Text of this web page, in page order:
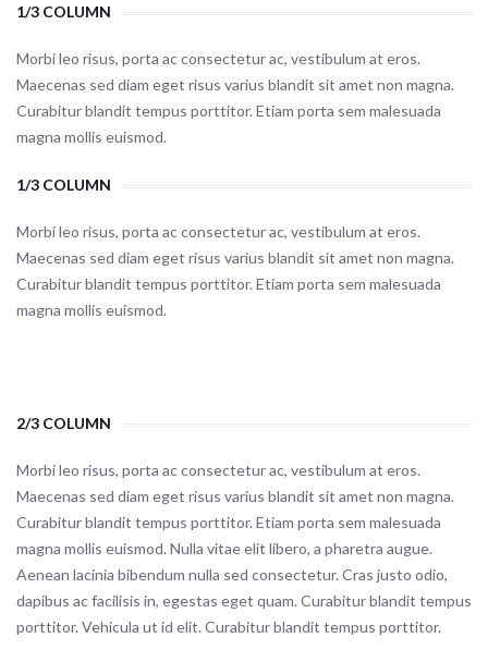
1/3 COLUMN
Morbi leo risus, porta ac consectetur ac, vestibulum at eros.
Maecenas sed diam eget risus varius blandit sit amet non magna.
Curabitur blandit tempus porttitor. Etiam porta sem malesuada
magna mollis euismod.
1/3 COLUMN
Morbi leo risus, porta ac consectetur ac, vestibulum at eros.
Maecenas sed diam eget risus varius blandit sit amet non magna.
Curabitur blandit tempus porttitor. Etiam porta sem malesuada
magna mollis euismod.
2/3 COLUMN
Morbi leo risus, porta ac consectetur ac, vestibulum at eros.
Maecenas sed diam eget risus varius blandit sit amet non magna.
Curabitur blandit tempus porttitor. Etiam porta sem malesuada
magna mollis euismod. Nulla vitae elit libero, a pharetra augue.
Aenean lacinia bibendum nulla sed consectetur. Cras justo odio,
dapibus ac facilisis in, egestas eget quam. Curabitur blandit tempus
porttitor. Vehicula ut id elit. Curabitur blandit tempus porttitor.